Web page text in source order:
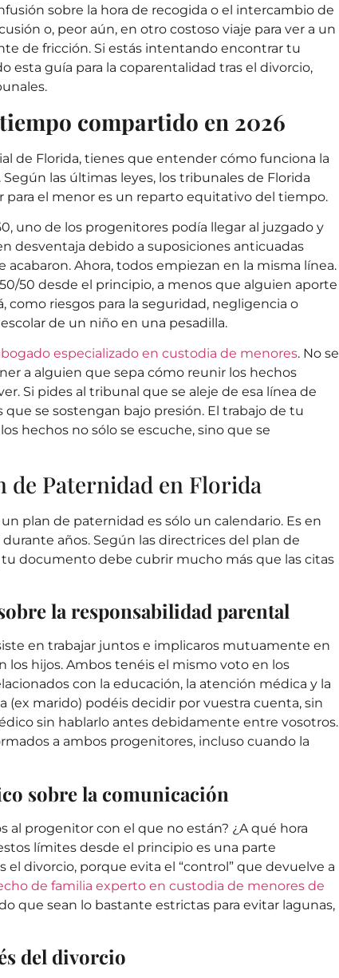
sobre la hora de recogida o el intercambio de
o, peor aún, en otro costoso viaje para ver a un
de fricción. Si estás intentando encontrar tu
guía para la coparentalidad tras el divorcio,
compartido en 2026
de Florida, tienes que entender cómo funciona la
las últimas leyes, los tribunales de Florida
el menor es un reparto equitativo del tiempo.
uno de los progenitores podía llegar al juzgado y
desventaja debido a suposiciones anticuadas
acabaron. Ahora, todos empiezan en la misma línea.
50 desde el principio, a menos que alguien aporte
como riesgos para la seguridad, negligencia o
de un niño en una pesadilla.
especializado en custodia de menores. No se
a alguien que sepa cómo reunir los hechos
Si pides al tribunal que se aleje de esa línea de
se sostengan bajo presión. El trabajo de tu
hechos no sólo se escuche, sino que se
de Paternidad en Florida
plan de paternidad es sólo un calendario. Es en
años. Según las directrices del plan de
tu documento debe cubrir mucho más que las citas
la responsabilidad parental
en trabajar juntos e implicaros mutuamente en
hijos. Ambos tenéis el mismo voto en los
con la educación, la atención médica y la
(ex marido) podéis decidir por vuestra cuenta, sin
sin hablarlo antes debidamente entre vosotros.
a ambos progenitores, incluso cuando la
sobre la comunicación
al progenitor con el que no están? ¿A qué hora
límites desde el principio es una parte
divorcio, porque evita el “control” que devuelve a
de familia experto en custodia de menores de
que sean lo bastante estrictas para evitar lagunas,
del divorcio